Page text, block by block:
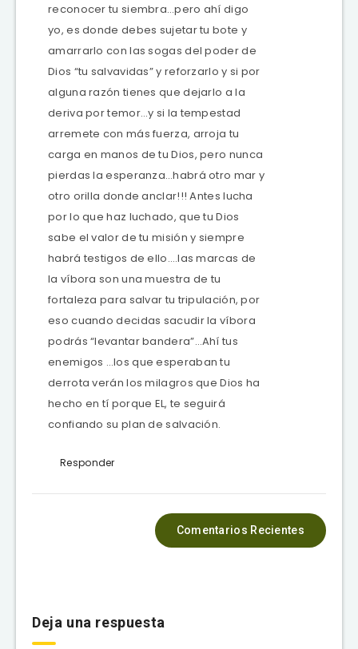
reconocer tu siembra…pero ahí digo
yo, es donde debes sujetar tu bote y
amarrarlo con las sogas del poder de
Dios “tu salvavidas” y reforzarlo y si por
alguna razón tienes que dejarlo a la
deriva por temor…y si la tempestad
arremete con más fuerza, arroja tu
carga en manos de tu Dios, pero nunca
pierdas la esperanza…habrá otro mar y
otro orilla donde anclar!!! Antes lucha
por lo que haz luchado, que tu Dios
sabe el valor de tu misión y siempre
habrá testigos de ello….las marcas de
la víbora son una muestra de tu
fortaleza para salvar tu tripulación, por
eso cuando decidas sacudir la víbora
podrás “levantar bandera”…Ahí tus
enemigos …los que esperaban tu
derrota verán los milagros que Dios ha
hecho en tí porque EL, te seguirá
confiando su plan de salvación.
Responder
Comentarios Recientes
Deja una respuesta